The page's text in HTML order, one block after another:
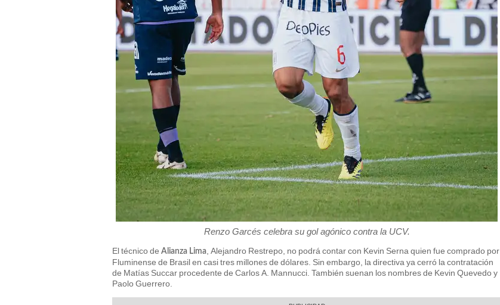
Renzo Garcés celebra su gol agónico contra la UCV.
El técnico de Alianza Lima , Alejandro Restrepo, no podrá contar con Kevin Serna quien fue comprado por
Fluminense de Brasil en casi tres millones de dólares. Sin embargo, la directiva ya cerró la contratación
de Matías Succar procedente de Carlos A. Mannucci. También suenan los nombres de Kevin Quevedo y
Paolo Guerrero.